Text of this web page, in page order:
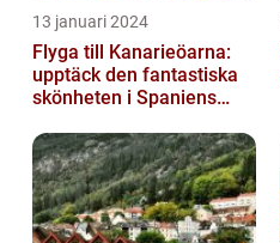
13 januari 2024
Flyga till Kanarieöarna:
upptäck den fantastiska
skönheten i Spaniens